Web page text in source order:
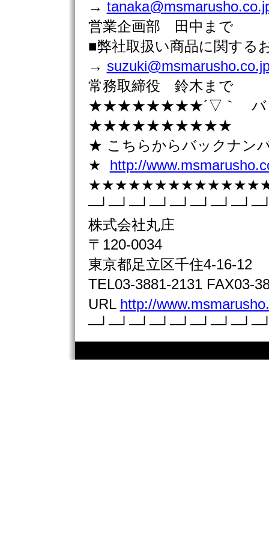
→
営業企画部 田中まで
■弊社取扱い商品に関す
→
常務取締役 鈴木まで
★★★★★★★★´▽｀ バッ
★★★★★★★★★★
★ こちらからバックナン
★ http://
株式会社丸庄
〒120-0034
東京都足立区千住4-16-12
TEL03-3881-2131 FAX03-
URL http://